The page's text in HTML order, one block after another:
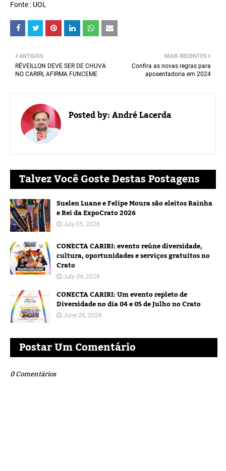
Fonte : UOL
MAIS RECENTES
Confira as novas regras para
aposentadoria em 2024
ANTIGOS
RÉVEILLON DEVE SER DE CHUVA
NO CARIRI, AFIRMA FUNCEME
Posted by:André Lacerda
Talvez Você Goste Destas Postagens
Suelen Luane e Felipe Moura são eleitos Rainha
e Rei da ExpoCrato 2026
July 05, 2026
CONECTA CARIRI: evento reúne diversidade,
cultura, oportunidades e serviços gratuitos no
Crato
July 04, 2026
CONECTA CARIRI: Um evento repleto de
Diversidade no dia 04 e 05 de Julho no Crato
June 26, 2026
Postar Um Comentário
0 Comentários